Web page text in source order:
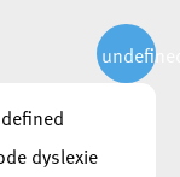
dyslexie